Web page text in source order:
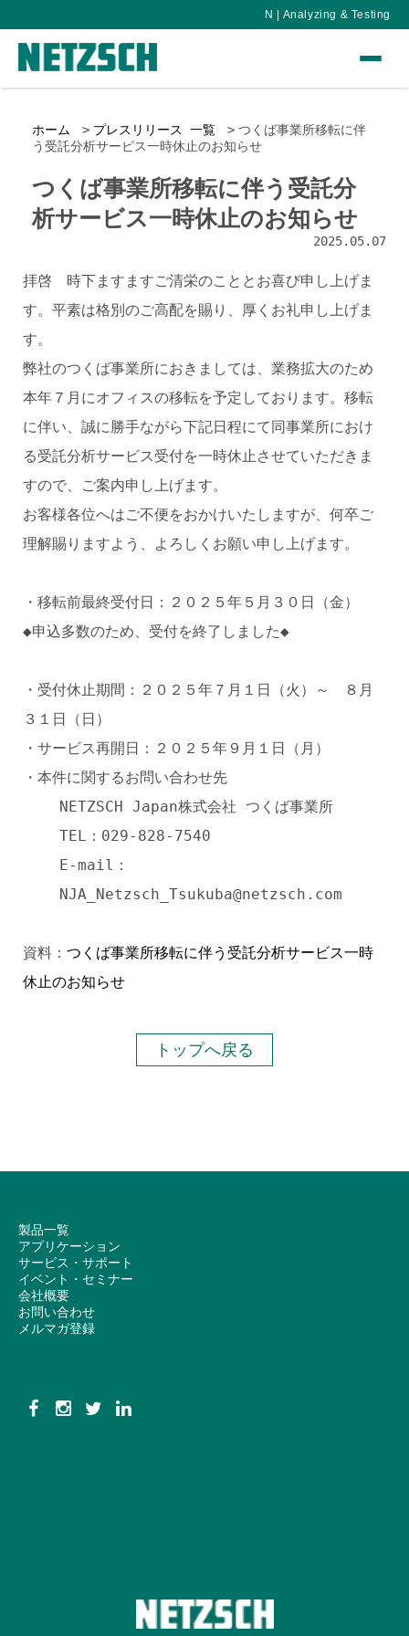
N | Analyzing & Testing
ホーム プレスリリース 一覧
つくば事業所移転に伴
う受託分析サービス一時休止のお知らせ
つくば事業所移転に伴う受託分
析サービス一時休止のお知らせ
2025.05.07
拝啓 時下ますますご清栄のこととお喜び申し上げま
す。平素は格別のご高配を賜り、厚くお礼申し上げま
す。
弊社のつくば事業所におきましては、業務拡大のため
本年７月にオフィスの移転を予定しております。移転
に伴い、誠に勝手ながら下記日程にて同事業所におけ
る受託分析サービス受付を一時休止させていただきま
すので、ご案内申し上げます。
お客様各位へはご不便をおかけいたしますが、何卒ご
理解賜りますよう、よろしくお願い申し上げます。
・移転前最終受付日：２０２５年５月３０日（金）
◆申込多数のため、受付を終了しました◆
・受付休止期間：２０２５年７月１日（火）～ ８月
３１日（日）
・サービス再開日：２０２５年９月１日（月）
・本件に関するお問い合わせ先
NETZSCH Japan株式会社 つくば事業所
TEL：029-828-7540
E-mail：
NJA_Netzsch_Tsukuba@netzsch.com
資料： つくば事業所移転に伴う受託分析サービス一時
休止のお知らせ
トップへ戻る
製品一覧
アプリケーション
サービス・サポート
イベント・セミナー
会社概要
お問い合わせ
メルマガ登録